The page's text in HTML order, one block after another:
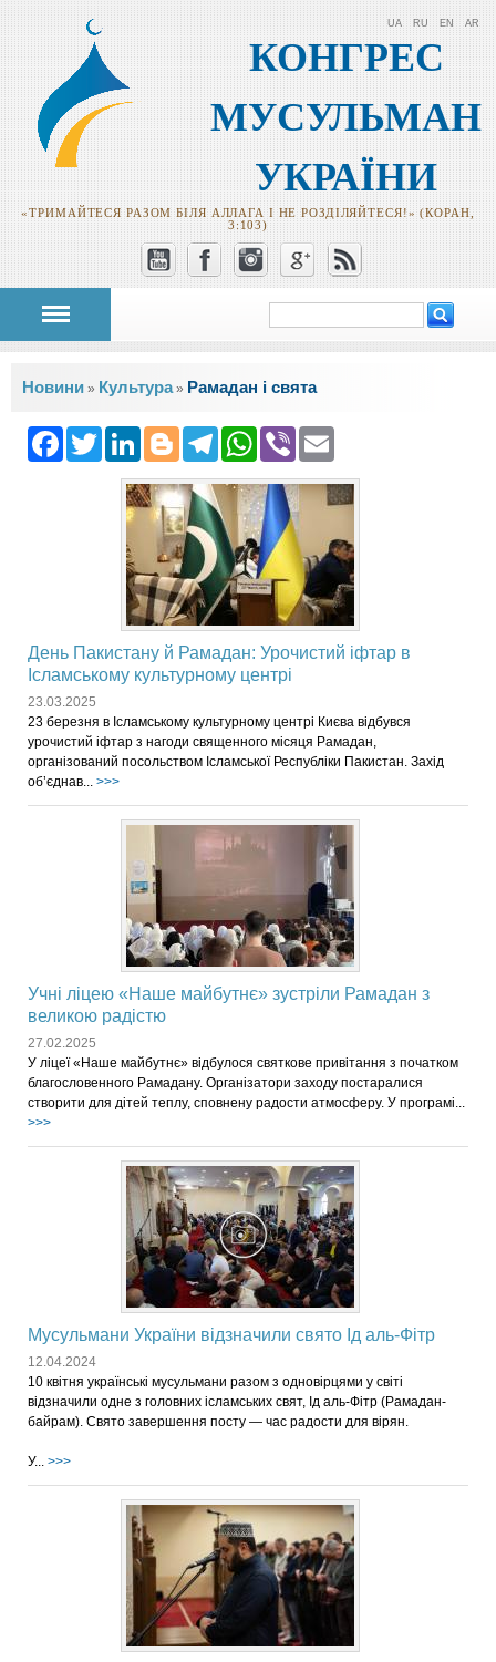
КОНГРЕС
МУСУЛЬМАН
УКРАЇНИ
«ТРИМАЙТЕСЯ РАЗОМ БІЛЯ АЛЛАГА І НЕ РОЗДІЛЯЙТЕСЯ!» (КОРАН,
3:103)
UA RU EN AR
Пошукова
Ви є тут
Новини » Культура» Рамадан і свята
Facebook
Twitter
LinkedIn
Blogger
Telegram
WhatsApp
Viber
День Пакистану й Рамадан: Урочистий іфтар в
Ісламському культурному центрі
23.03.2025
23 березня в Ісламському культурному центрі Києва відбувся
урочистий іфтар з нагоди священного місяця Рамадан,
організований посольством Ісламської Республіки Пакистан. Захід
об’єднав... >>>
Учні ліцею «Наше майбутнє» зустріли Рамадан з
великою радістю
27.02.2025
У ліцеї «Наше майбутнє» відбулося святкове привітання з початком
благословенного Рамадану. Організатори заходу постаралися
створити для дітей теплу, сповнену радости атмосферу. У програмі...
>>>
Мусульмани України відзначили свято Ід аль-Фітр
12.04.2024
10 квітня українські мусульмани разом з одновірцями у світі
відзначили одне з головних ісламських свят, Ід аль-Фітр (Рамадан-
байрам). Свято завершення посту — час радости для вірян.
У... >>>